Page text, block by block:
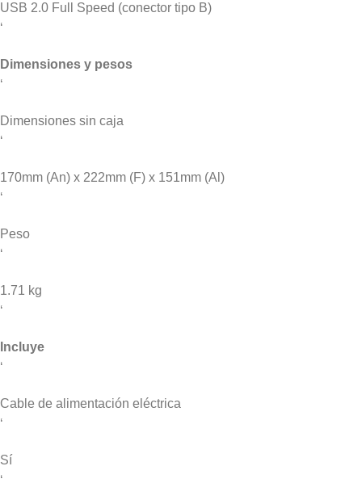
USB 2.0 Full Speed (conector tipo B)
‘
Dimensiones y pesos
‘
Dimensiones sin caja
‘
170mm (An) x 222mm (F) x 151mm (Al)
‘
Peso
‘
1.71 kg
‘
Incluye
‘
Cable de alimentación eléctrica
‘
Sí